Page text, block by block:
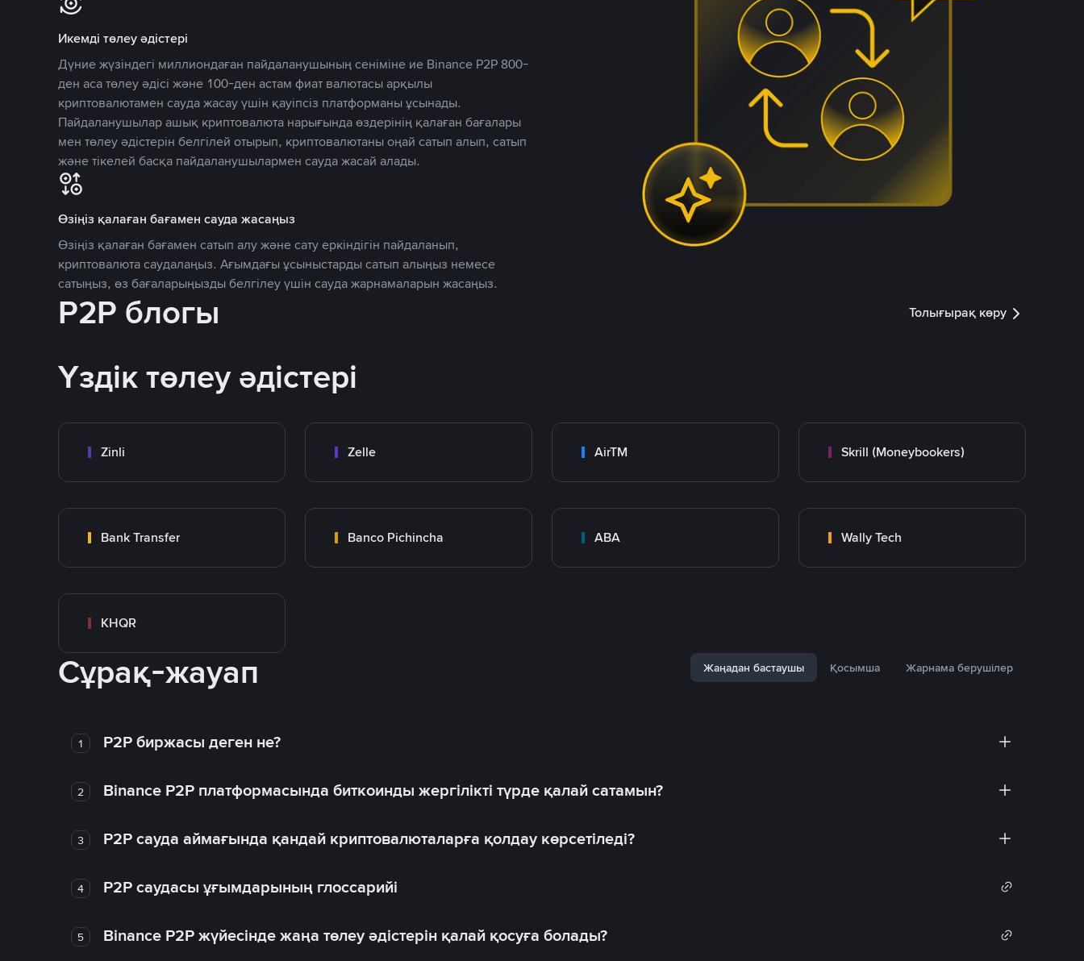
Икемді төлеу әдістері
Дүние жүзіндегі миллиондаған пайдаланушының сеніміне ие Binance P2P 800-
ден аса төлеу әдісі және 100-ден астам фиат валютасы арқылы
криптовалютамен сауда жасау үшін қауіпсіз платформаны ұсынады.
Пайдаланушылар ашық криптовалюта нарығында өздерінің қалаған бағалары
мен төлеу әдістерін белгілей отырып, криптовалютаны оңай сатып алып, сатып
және тікелей басқа пайдаланушылармен сауда жасай алады.
Өзіңіз қалаған бағамен сауда жасаңыз
Өзіңіз қалаған бағамен сатып алу және сату еркіндігін пайдаланып,
криптовалюта саудалаңыз. Ағымдағы ұсыныстарды сатып алыңыз немесе
сатыңыз, өз бағаларыңызды белгілеу үшін сауда жарнамаларын жасаңыз.
P2P блогы Толығырақ көру
Үздік төлеу әдістері
Zinli Zelle AirTM Skrill (Moneybookers)
Bank Transfer Banco Pichincha ABA Wally Tech
KHQR
Сұрақ-жауап Жаңадан бастаушы Қосымша Жарнама берушілер
1 P2P биржасы деген не?
2 Binance P2P платформасында биткоинды жергілікті түрде қалай сатамын?
3 P2P сауда аймағында қандай криптовалюталарға қолдау көрсетіледі?
4 P2P саудасы ұғымдарының глоссарийі
5 Binance P2P жүйесінде жаңа төлеу әдістерін қалай қосуға болады?